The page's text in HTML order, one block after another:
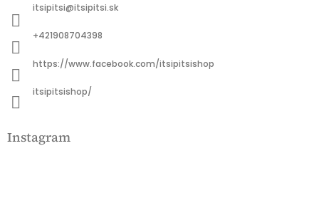
itsipitsi@itsipitsi.sk
+421908704398
https://www.facebook.com/itsipitsishop
itsipitsishop/
Instagram